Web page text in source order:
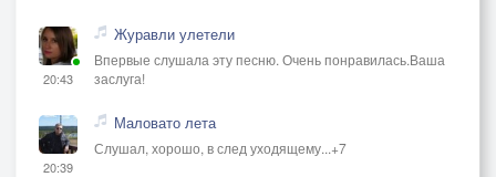
20:43
Журавли улетели
Впервые слушала эту песню. Очень понравилась.Ваша
заслуга!
20:39
Маловато лета
Слушал, хорошо, в след уходящему...+7